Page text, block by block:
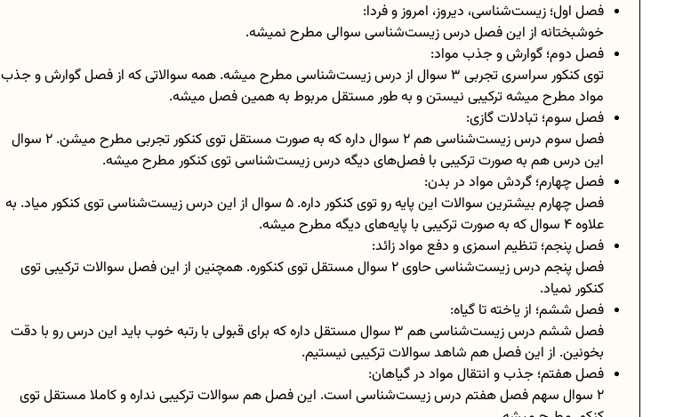
فصل اول؛ زیست‌شناسی، دیروز، امروز و فردا:
خوشبختانه از این فصل درس زیست‌شناسی سوالی مطرح نمیشه.
فصل دوم؛ گوارش و جذب مواد:
توی کنکور سراسری تجربی ۳ سوال از درس زیست‌شناسی مطرح میشه. همه سوالاتی که از فصل گوارش و جذب
مواد مطرح میشه ترکیبی نیستن و به طور مستقل مربوط به همین فصل میشه.
فصل سوم؛ تبادلات گازی:
فصل سوم درس زیست‌شناسی هم ۲ سوال داره که به صورت مستقل توی کنکور تجربی مطرح میشن. ۲ سوال
این درس هم به صورت ترکیبی با فصل‌های دیگه درس زیست‌شناسی توی کنکور مطرح میشه.
فصل چهارم؛ گردش مواد در بدن:
فصل چهارم بیشترین سوالات این پایه رو توی کنکور داره. ۵ سوال از این درس زیست‌شناسی توی کنکور میاد. به
علاوه ۴ سوال که به صورت ترکیبی با پایه‌های دیگه مطرح میشه.
فصل پنجم؛ تنظیم اسمزی و دفع مواد زائد:
فصل پنجم درس زیست‌شناسی حاوی ۲ سوال مستقل توی کنکوره. همچنین از این فصل سوالات ترکیبی توی
کنکور نمیاد.
فصل ششم؛ از یاخته تا گیاه:
فصل ششم درس زیست‌شناسی هم ۳ سوال مستقل داره که برای قبولی با رتبه خوب باید این درس‌ رو با دقت
بخونین. از این فصل هم شاهد سوالات ترکیبی نیستیم.
فصل هفتم؛ جذب و انتقال مواد در گیاهان:
۲ سوال سهم فصل هفتم درس زیست‌شناسی است. این فصل‌ هم سوالات ترکیبی نداره و کاملا مستقل توی